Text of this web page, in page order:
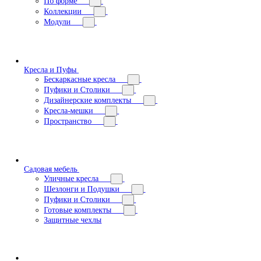
Коллекции
Модули
Кресла и Пуфы
Бескаркасные кресла
Пуфики и Столики
Дизайнерские комплекты
Кресла-мешки
Пространство
Садовая мебель
Уличные кресла
Шезлонги и Подушки
Пуфики и Столики
Готовые комплекты
Защитные чехлы